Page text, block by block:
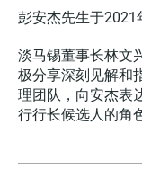
彭安杰先生于2021
淡马锡董事长林文
极分享深刻见解和
理团队，向安杰表
行行长候选人的角